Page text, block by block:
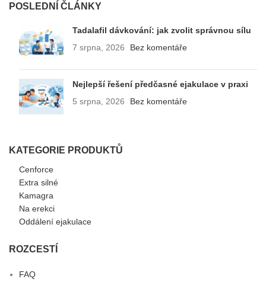
POSLEDNÍ ČLÁNKY
Tadalafil dávkování: jak zvolit správnou sílu
7 srpna, 2026
Bez komentáře
Nejlepší řešení předčasné ejakulace v praxi
5 srpna, 2026
Bez komentáře
KATEGORIE PRODUKTŮ
Cenforce
Extra silné
Kamagra
Na erekci
Oddálení ejakulace
ROZCESTÍ
FAQ